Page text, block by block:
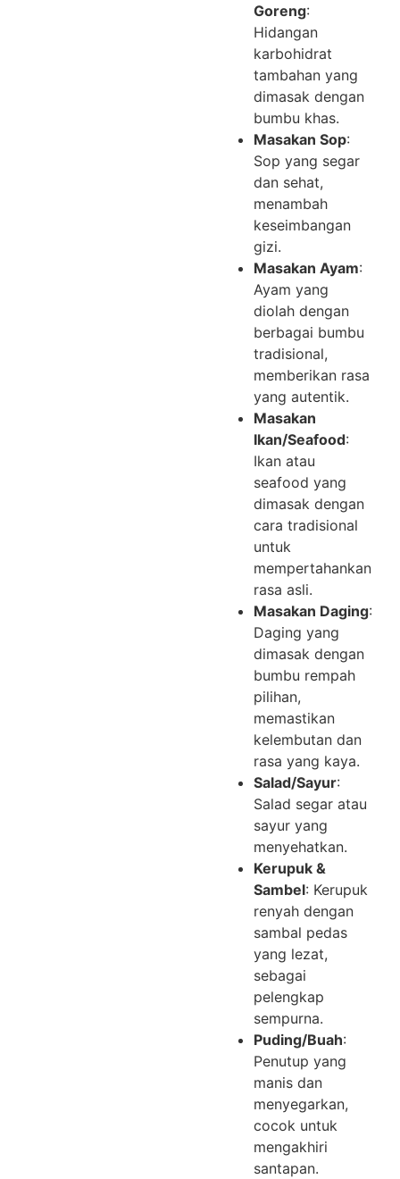
Goreng:
Hidangan
karbohidrat
tambahan yang
dimasak dengan
bumbu khas.
Masakan Sop:
Sop yang segar
dan sehat,
menambah
keseimbangan
gizi.
Masakan Ayam:
Ayam yang
diolah dengan
berbagai bumbu
tradisional,
memberikan rasa
yang autentik.
Masakan
Ikan/Seafood:
Ikan atau
seafood yang
dimasak dengan
cara tradisional
untuk
mempertahankan
rasa asli.
Masakan Daging:
Daging yang
dimasak dengan
bumbu rempah
pilihan,
memastikan
kelembutan dan
rasa yang kaya.
Salad/Sayur:
Salad segar atau
sayur yang
menyehatkan.
Kerupuk &
Sambel: Kerupuk
renyah dengan
sambal pedas
yang lezat,
sebagai
pelengkap
sempurna.
Puding/Buah:
Penutup yang
manis dan
menyegarkan,
cocok untuk
mengakhiri
santapan.